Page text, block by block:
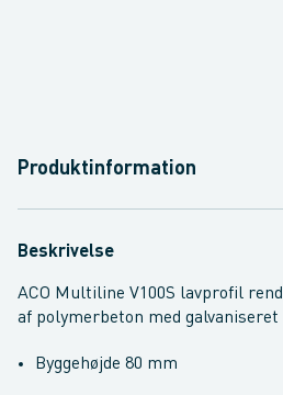
Produktinformation
Beskrivelse
ACO Multiline V100S lavprofil
af polymerbeton med
Byggehøjde 80 mm